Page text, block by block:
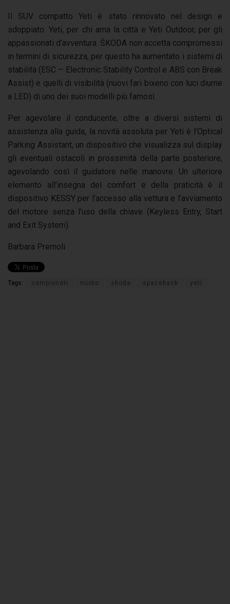
Il SUV compatto Yeti è stato rinnovato nel design e
sdoppiato: Yeti, per chi ama la città e Yeti Outdoor, per gli
appassionati d’avventura. ŠKODA non accetta compromessi
in termini di sicurezza, per questo ha aumentato i sistemi di
stabilità (ESC – Electronic Stability Control e ABS con Break
Assist) e quelli di visibilità (nuovi fari bixeno con luci diurne
a LED) di uno dei suoi modelli più famosi.
Per agevolare il conducente, oltre a diversi sistemi di
assistenza alla guida, la novità assoluta per Yeti è l’Optical
Parking Assistant, un dispositivo che visualizza sul display
gli eventuali ostacoli in prossimità della parte posteriore,
agevolando così il guidatore nelle manovre. Un ulteriore
elemento all’insegna del comfort e della praticità è il
dispositivo KESSY per l’accesso alla vettura e l’avviamento
del motore senza l’uso della chiave (Keyless Entry, Start
and Exit System).
Barbara Premoli
Tags: campionati nuoto skoda spaceback yeti